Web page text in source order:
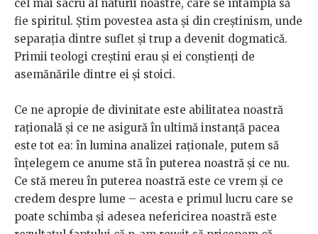
cel mai sacru al naturii noastre, care se întâmplă să
fie spiritul. Știm povestea asta și din creștinism, unde
separația dintre suflet și trup a devenit dogmatică.
Primii teologi creștini erau și ei conștienți de
asemănările dintre ei și stoici.
Ce ne apropie de divinitate este abilitatea noastră
rațională și ce ne asigură în ultimă instanță pacea
este tot ea: în lumina analizei raționale, putem să
înțelegem ce anume stă în puterea noastră și ce nu.
Ce stă mereu în puterea noastră este ce vrem și ce
credem despre lume – acesta e primul lucru care se
poate schimba și adesea nefericirea noastră este